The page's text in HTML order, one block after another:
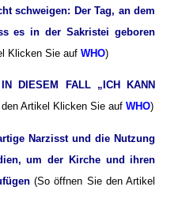
schweigen: Der Tag, an dem
es in der Sakristei geboren
Klicken Sie auf WHO)
IN DIESEM FALL „ICH KANN
Artikel Klicken Sie auf WHO)
Narzisst und die Nutzung
um der Kirche und ihren
(So öffnen Sie den Artikel